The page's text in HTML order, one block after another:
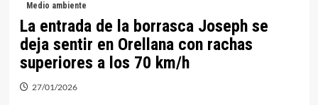
Medio ambiente
La entrada de la borrasca Joseph se
deja sentir en Orellana con rachas
superiores a los 70 km/h
27/01/2026